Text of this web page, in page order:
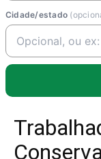
Cidade/estado